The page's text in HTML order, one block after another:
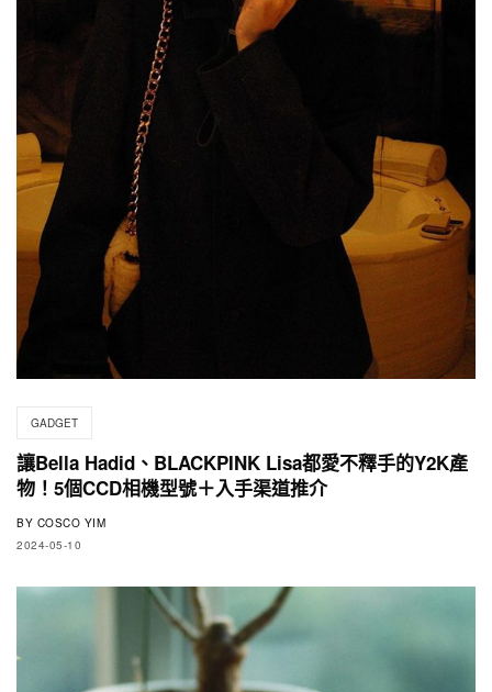
GADGET
讓Bella Hadid、BLACKPINK Lisa都愛不釋手的Y2K產
物！5個CCD相機型號＋入手渠道推介
BY COSCO YIM
2024-05-10